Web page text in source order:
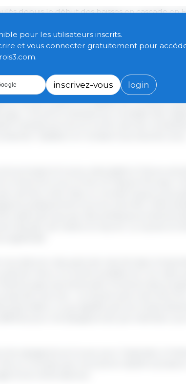
depuis le début des baisses en cascade en
les États membres de l’UE (à l’exception, bien
une situation de marché critique à l’échelle de
s’annoncent pour les éleveurs.
s’ouvrent quant à la viabilité de certaines
L’UE est la championne mondiale des
l’activité porcine et, à la fin, tant de
l’addition en rendant la production plus
principal et le plus redoutable à l’heure
moins d’un euro le kilo vif. Depuis l’Europe, il
de tels coûts. Dans un monde toujours plus
pratiquement tous les marchés. Cette
atténuée que par des politiques
décider de mettre en œuvre. Le cas de la
significatif.
dévorer des parts de marché dans
pas de retour en arrière possible et il ne reste
pays sud-américains montrent des
porcine : nul doute qu’ils chercheront à
Exportation, ce qui signifie que les choses
pour les Espagnols (et, par extension,
espagnole se trouve, pour l’essentiel, à
un concept que nous avons répété à plusieurs
d’une vérité absolue.
pour les utilisateurs inscrits.
et vous connecter gratuitement pour
inscrivez-vous login